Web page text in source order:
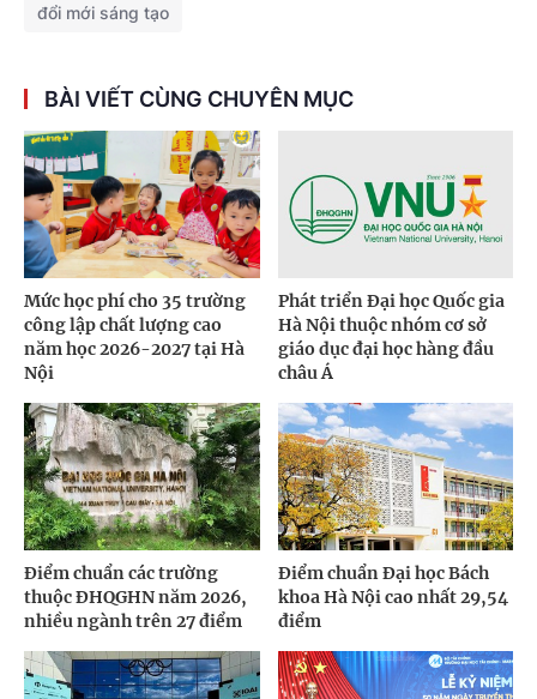
đổi mới sáng tạo
BÀI VIẾT CÙNG CHUYÊN MỤC
Mức học phí cho 35 trường
công lập chất lượng cao
năm học 2026-2027 tại Hà
Nội
Phát triển Đại học Quốc gia
Hà Nội thuộc nhóm cơ sở
giáo dục đại học hàng đầu
châu Á
Điểm chuẩn các trường
thuộc ĐHQGHN năm 2026,
nhiều ngành trên 27 điểm
Điểm chuẩn Đại học Bách
khoa Hà Nội cao nhất 29,54
điểm